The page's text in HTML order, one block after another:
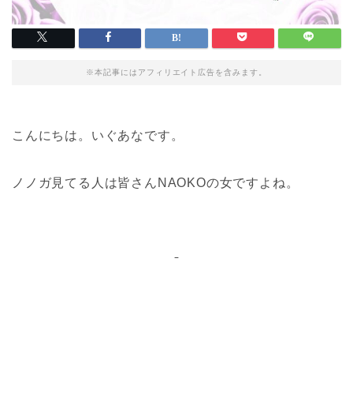
※本記事にはアフィリエイト広告を含みます。
こんにちは。いぐあなです。
ノノガ見てる人は皆さんNAOKOの女ですよね。